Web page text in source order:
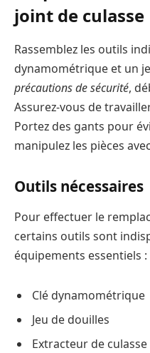
joint de culasse
Rassemblez les outils
dynamométrique et un
précautions de sécurité,
Assurez-vous de
Portez des gants pour
manipulez les pièces
Outils nécessaires
Pour effectuer le
certains outils sont
équipements essentiels :
Clé dynamométrique
Jeu de douilles
Extracteur de culasse